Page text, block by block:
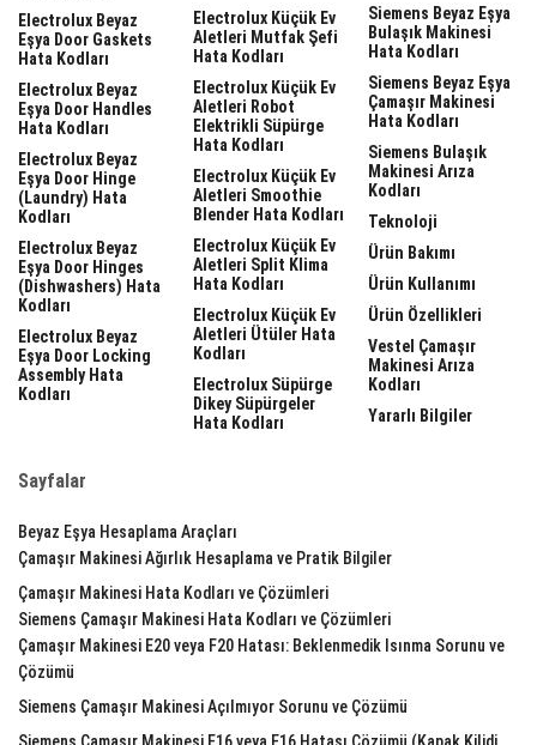
Electrolux Beyaz
Eşya Door Gaskets
Hata Kodları
Electrolux Beyaz
Eşya Door Handles
Hata Kodları
Electrolux Beyaz
Eşya Door Hinge
(laundry) Hata
Kodları
Electrolux Beyaz
Eşya Door Hinges
(dishwashers) Hata
Kodları
Electrolux Beyaz
Eşya Door Locking
Assembly Hata
Kodları
Electrolux Küçük Ev
Aletleri Mutfak Şefi
Hata Kodları
Electrolux Küçük Ev
Aletleri Robot
Elektrikli Süpürge
Hata Kodları
Electrolux Küçük Ev
Aletleri Smoothie
Blender Hata Kodları
Electrolux Küçük Ev
Aletleri Split Klima
Hata Kodları
Electrolux Küçük Ev
Aletleri Ütüler Hata
Kodları
Electrolux Süpürge
Dikey Süpürgeler
Hata Kodları
Siemens Beyaz Eşya
Bulaşık Makinesi
Hata Kodları
Siemens Beyaz Eşya
Çamaşır Makinesi
Hata Kodları
Siemens Bulaşık
Makinesi Arıza
Kodları
Teknoloji
Ürün Bakımı
Ürün Kullanımı
Ürün Özellikleri
Vestel Çamaşır
Makinesi Arıza
Kodları
Yararlı Bilgiler
Sayfalar
Beyaz Eşya Hesaplama Araçları
Çamaşır Makinesi Ağırlık Hesaplama ve Pratik Bilgiler
Çamaşır Makinesi Hata Kodları ve Çözümleri
Siemens Çamaşır Makinesi Hata Kodları ve Çözümleri
Çamaşır Makinesi E20 veya F20 Hatası: Beklenmedik Isınma Sorunu ve
Çözümü
Siemens Çamaşır Makinesi Açılmıyor Sorunu ve Çözümü